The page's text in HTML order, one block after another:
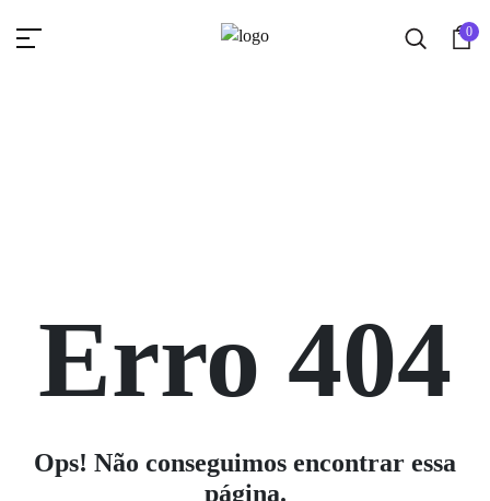
0
Erro 404
Ops! Não conseguimos encontrar essa
página.